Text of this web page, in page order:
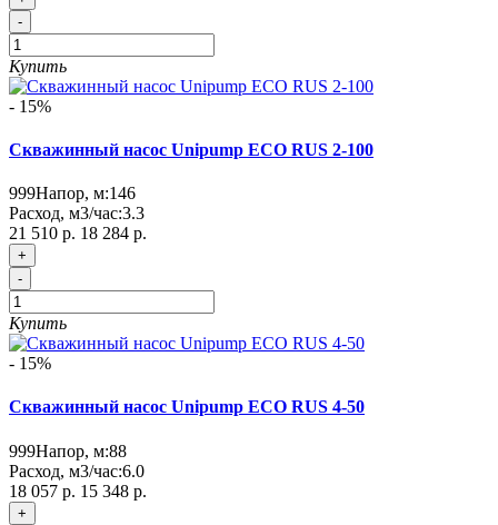
-
Купить
- 15%
Скважинный насос Unipump ECO RUS 2-100
999Напор, м:146
Расход, м3/час:3.3
21 510 р. 18 284 р.
+
-
Купить
- 15%
Скважинный насос Unipump ECO RUS 4-50
999Напор, м:88
Расход, м3/час:6.0
18 057 р. 15 348 р.
+